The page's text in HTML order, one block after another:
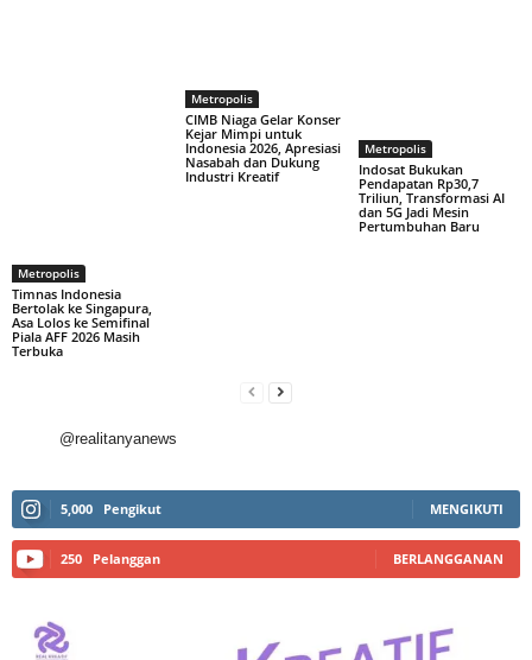
Metropolis
Timnas Indonesia
Bertolak ke Singapura,
Asa Lolos ke Semifinal
Piala AFF 2026 Masih
Terbuka
Metropolis
CIMB Niaga Gelar Konser
Kejar Mimpi untuk
Indonesia 2026, Apresiasi
Nasabah dan Dukung
Industri Kreatif
Metropolis
Indosat Bukukan
Pendapatan Rp30,7
Triliun, Transformasi AI
dan 5G Jadi Mesin
Pertumbuhan Baru
@realitanyanews
5,000 Pengikut MENGIKUTI
250 Pelanggan BERLANGGANAN